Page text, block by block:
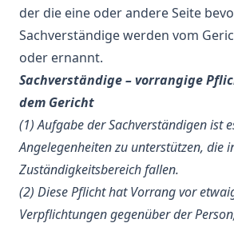
der die eine oder andere Seite
Sachverständige werden vom
oder ernannt.
Sachverständige – vorrangige
dem Gericht
(1) Aufgabe der Sachverständigen ist
Angelegenheiten zu unterstützen, die
Zuständigkeitsbereich fallen.
(2) Diese Pflicht hat Vorrang vor
Verpflichtungen gegenüber der